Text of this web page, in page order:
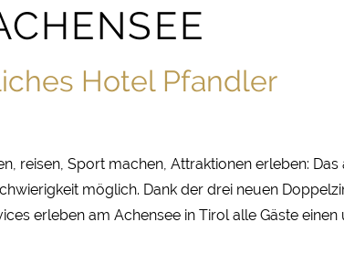
Hotel Pfandler
reisen, Sport machen, Attraktionen erleben: Das
möglich. Dank der drei neuen
erleben am Achensee in Tirol alle Gäste